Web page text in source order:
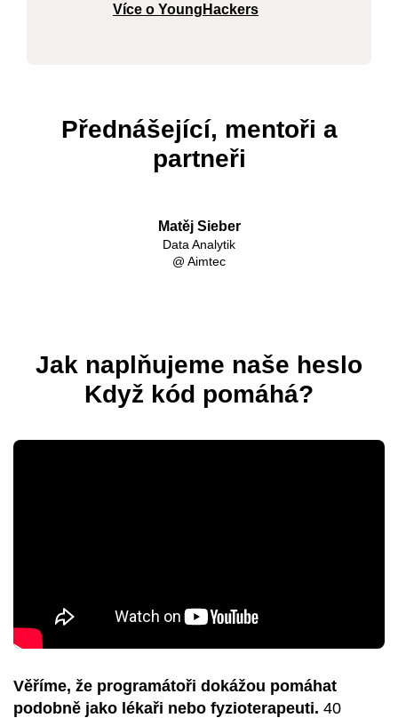
Více o YoungHackers
Přednášející, mentoři a
partneři
Matěj Sieber
Data Analytik
@ Aimtec
Jak naplňujeme naše heslo
Když kód pomáhá?
Věříme, že programátoři dokážou pomáhat
podobně jako lékaři nebo fyzioterapeuti. 40